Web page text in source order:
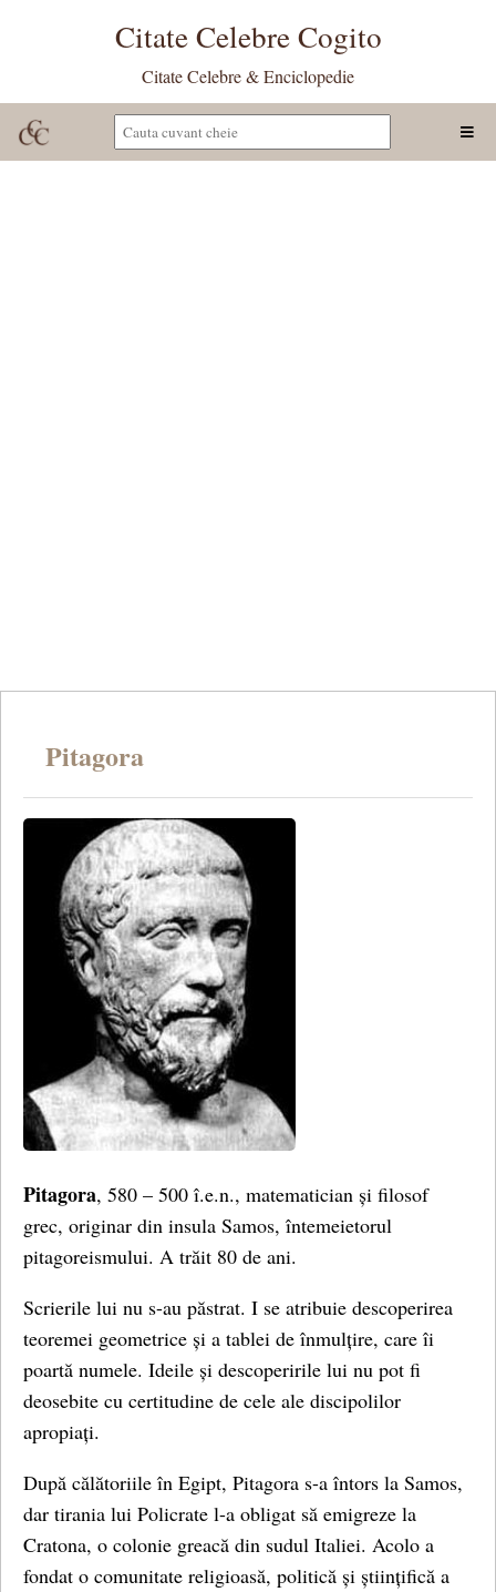
Citate Celebre Cogito
Citate Celebre & Enciclopedie
Pitagora
Pitagora, 580 – 500 î.e.n., matematician și filosof
grec, originar din insula Samos, întemeietorul
pitagoreismului. A trăit 80 de ani.
Scrierile lui nu s-au păstrat. I se atribuie descoperirea
teoremei geometrice și a tablei de înmulțire, care îi
poartă numele. Ideile și descoperirile lui nu pot fi
deosebite cu certitudine de cele ale discipolilor
apropiați.
După călătoriile în Egipt, Pitagora s-a întors la Samos,
dar tirania lui Policrate l-a obligat să emigreze la
Cratona, o colonie greacă din sudul Italiei. Acolo a
fondat o comunitate religioasă, politică și științifică a